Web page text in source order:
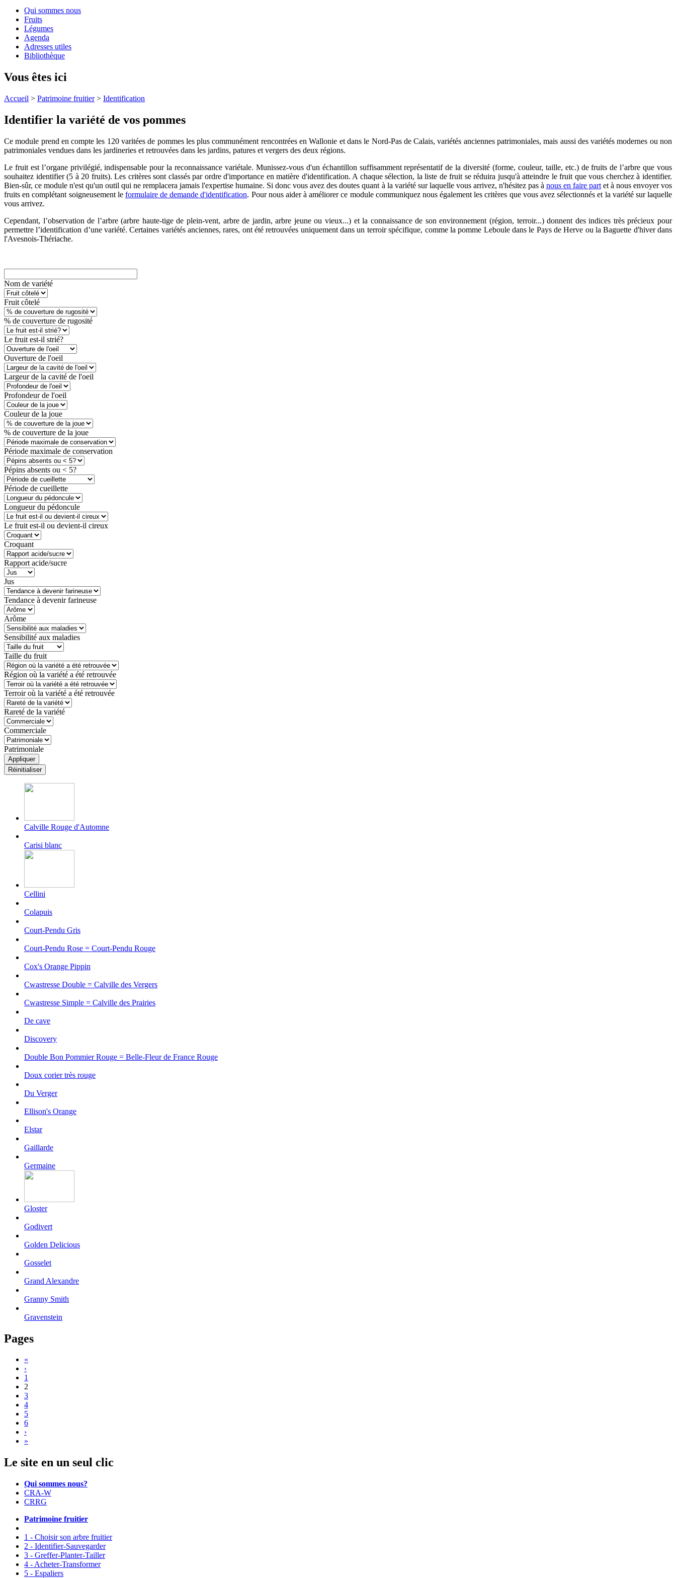
Qui sommes nous
Fruits
Légumes
Agenda
Adresses utiles
Bibliothèque
Vous êtes ici
Accueil > Patrimoine fruitier > Identification
Identifier la variété de vos pommes
Ce module prend en compte les 120 varitées de pommes les plus communément rencontrées en Wallonie et dans le Nord-Pas de Calais, variétés anciennes patrimoniales, mais aussi des variétés modernes ou non
patrimoniales vendues dans les jardineries et retrouvées dans les jardins, patures et vergers des deux régions.
Le fruit est l’organe privilégié, indispensable pour la reconnaissance variétale. Munissez-vous d'un échantillon suffisamment représentatif de la diversité (forme, couleur, taille, etc.) de fruits de l’arbre que vous
souhaitez identifier (5 à 20 fruits). Les critères sont classés par ordre d'importance en matière d'identification. A chaque sélection, la liste de fruit se réduira jusqu'à atteindre le fruit que vous cherchez à identifier.
Bien-sûr, ce module n'est qu'un outil qui ne remplacera jamais l'expertise humaine. Si donc vous avez des doutes quant à la variété sur laquelle vous arrivez, n'hésitez pas à nous en faire partet à nous envoyer vos
fruits en complétant soigneusement le formulaire de demande d'identification. Pour nous aider à améliorer ce module communiquez nous également les critères que vous avez sélectionnés et la variété sur laquelle
vous arrivez.
Cependant, l’observation de l’arbre (arbre haute-tige de plein-vent, arbre de jardin, arbre jeune ou vieux...) et la connaissance de son environnement (région, terroir...) donnent des indices très précieux pour
permettre l’identification d’une variété. Certaines variétés anciennes, rares, ont été retrouvées uniquement dans un terroir spécifique, comme la pomme Leboule dans le Pays de Herve ou la Baguette d'hiver dans
l'Avesnois-Thériache.
Nom de variété
Fruit côtelé
% de couverture de rugosité
Le fruit est-il strié?
Ouverture de l'oeil
Largeur de la cavité de l'oeil
Profondeur de l'oeil
Couleur de la joue
% de couverture de la joue
Période maximale de conservation
Pépins absents ou < 5?
Période de cueillette
Longueur du pédoncule
Le fruit est-il ou devient-il cireux
Croquant
Rapport acide/sucre
Jus
Tendance à devenir farineuse
Arôme
Sensibilité aux maladies
Taille du fruit
Région où la variété a été retrouvée
Terroir où la variété a été retrouvée
Rareté de la variété
Commerciale
Patrimoniale
Calville Rouge d'Automne
Carisi blanc
Cellini
Colapuis
Court-Pendu Gris
Court-Pendu Rose = Court-Pendu Rouge
Cox's Orange Pippin
Cwastresse Double = Calville des Vergers
Cwastresse Simple = Calville des Prairies
De cave
Discovery
Double Bon Pommier Rouge = Belle-Fleur de France Rouge
Doux corier très rouge
Du Verger
Ellison's Orange
Elstar
Gaillarde
Germaine
Gloster
Godivert
Golden Delicious
Gosselet
Grand Alexandre
Granny Smith
Gravenstein
Pages
«
‹
1
2
3
4
5
6
›
»
Le site en un seul clic
Qui sommes nous?
CRA-W
CRRG
Patrimoine fruitier
1 - Choisir son arbre fruitier
2 - Identifier-Sauvegarder
3 - Greffer-Planter-Tailler
4 - Acheter-Transformer
5 - Espaliers